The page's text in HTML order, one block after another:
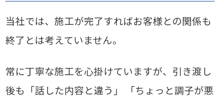
当社では、施工が完了すればお客様との関係も
終了とは考えていません。
常に丁寧な施工を心掛けていますが、引き渡し
後も「話した内容と違う」
「ちょっと調子が悪